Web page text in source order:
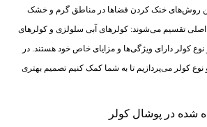
روش‌های خنک کردن فضاها در مناطق گرم و خشک
اصلی تقسیم می‌شوند: کولرهای آبی سلولزی و کولرهای
نوع کولر دارای ویژگی‌ها و مزایای خاص خود هستند. در
نوع کولر می‌پردازیم تا به شما کمک کنیم تصمیم بهتری
شده در پوشال کولر